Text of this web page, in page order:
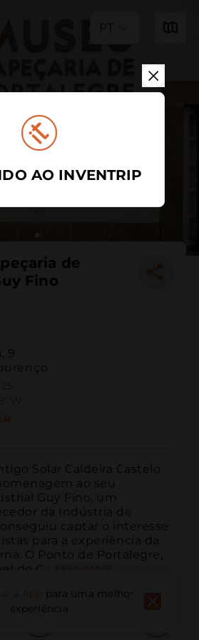
PT
de
Fino
9
Solar Caldeira Castelo
ao seu
Guy Fino, um
da Indústria de
captar o interesse
para a experiência da
O Ponto de Portalegre,
do C...
para uma melhor
experiência
AO INVENTRIP